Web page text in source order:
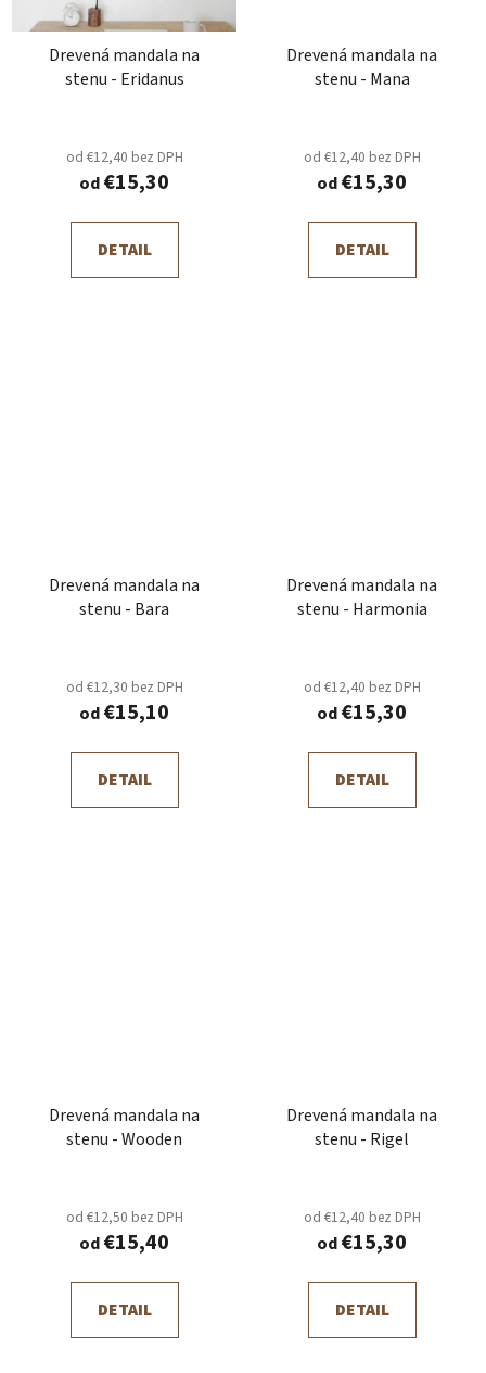
Drevená mandala na
stenu - Eridanus
od €12,40 bez DPH
od€15,30
DETAIL
Drevená mandala na
stenu - Mana
od €12,40 bez DPH
od€15,30
DETAIL
Drevená mandala na
stenu - Bara
od €12,30 bez DPH
od€15,10
DETAIL
Drevená mandala na
stenu - Harmonia
od €12,40 bez DPH
od€15,30
DETAIL
Drevená mandala na
stenu - Wooden
od €12,50 bez DPH
od€15,40
DETAIL
Drevená mandala na
stenu - Rigel
od €12,40 bez DPH
od€15,30
DETAIL